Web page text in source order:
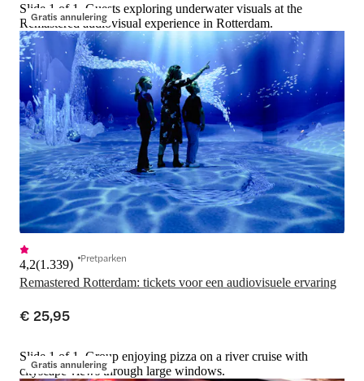
Gratis annulering
Slide 1 of 1, Guests exploring underwater visuals at the
Remastered audiovisual experience in Rotterdam.
Remastered Rotterdam: tickets voor een audiovisuele ervaring
4,2(1.339) Pretparken
€ 25,95
Gratis annulering
Slide 1 of 1, Group enjoying pizza on a river cruise with
cityscape views through large windows.